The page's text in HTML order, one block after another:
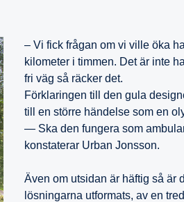
– Vi fick frågan om vi ville öka
kilometer i timmen. Det är inte
fri väg så räcker det.
Förklaringen till den gula
till en större händelse som en
— Ska den fungera som
konstaterar Urban Jonsson.
Även om utsidan är häftig så är
lösningarna utformats, av en